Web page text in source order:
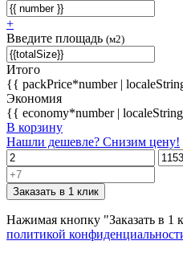
+
Введите площадь (м2)
Итого
{{ packPrice*number |
Экономия
{{ economy*number |
В корзину
Нашли дешевле? Снизим цену!
Заказать в 1 клик
Нажимая кнопку "Заказать в 1
политикой